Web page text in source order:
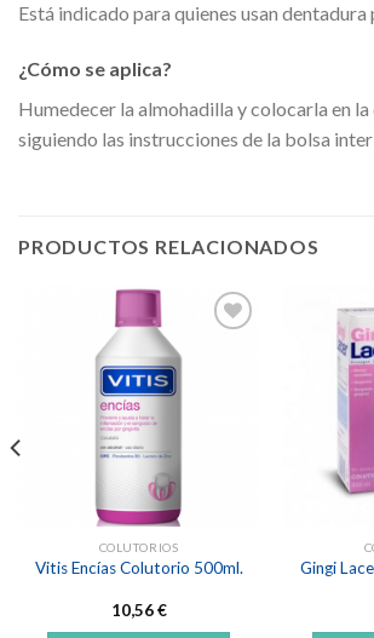
Está indicado para quienes usan dentadura
¿Cómo se aplica?
Humedecer la almohadilla y colocarla en
siguiendo las instrucciones de la bolsa
PRODUCTOS RELACIONADOS
COLUTORIOS
Vitis Encías Colutorio 500ml.
10,56€
Gingi